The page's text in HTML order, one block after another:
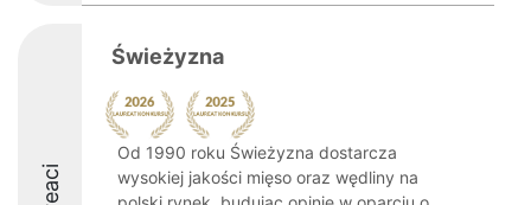
Świeżyzna
Od 1990 roku Świeżyzna dostarcza
wysokiej jakości mięso oraz wędliny na